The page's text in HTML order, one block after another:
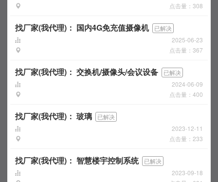
点击量：308
找厂家(我代理)： 国内4G免充值摄像机
已解决
2025-06-23
点击量：367
找厂家(我代理)： 交换机/摄像头/会议设备
已解决
2024-06-09
点击量：400
找厂家(我代理)： 玻璃
已解决
2023-12-11
点击量：233
找厂家(我代理)： 智慧楼宇控制系统
已解决
2023-09-18